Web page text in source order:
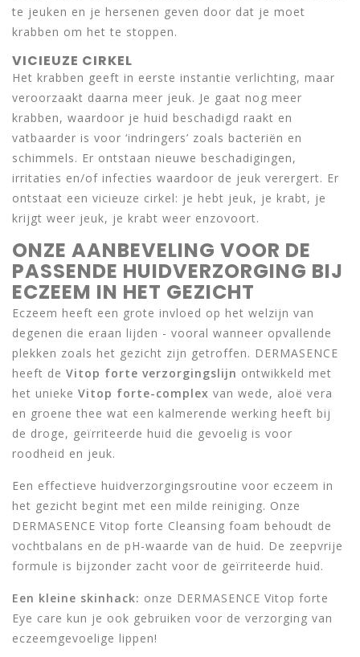
te jeuken en je hersenen geven door dat je moet
krabben om het te stoppen.
VICIEUZE CIRKEL
Het krabben geeft in eerste instantie verlichting, maar
veroorzaakt daarna meer jeuk. Je gaat nog meer
krabben, waardoor je huid beschadigd raakt en
vatbaarder is voor ‘indringers’ zoals bacteriën en
schimmels. Er ontstaan nieuwe beschadigingen,
irritaties en/of infecties waardoor de jeuk verergert. Er
ontstaat een vicieuze cirkel: je hebt jeuk, je krabt, je
krijgt weer jeuk, je krabt weer enzovoort.
ONZE AANBEVELING VOOR DE
PASSENDE HUIDVERZORGING BIJ
ECZEEM IN HET GEZICHT
Eczeem heeft een grote invloed op het welzijn van
degenen die eraan lijden - vooral wanneer opvallende
plekken zoals het gezicht zijn getroffen. DERMASENCE
heeft de Vitop forte verzorgingslijn ontwikkeld met
het unieke Vitop forte-complex van wede, aloë vera
en groene thee wat een kalmerende werking heeft bij
de droge, geïrriteerde huid die gevoelig is voor
roodheid en jeuk.
Een effectieve huidverzorgingsroutine voor eczeem in
het gezicht begint met een milde reiniging. Onze
DERMASENCE Vitop forte Cleansing foam behoudt de
vochtbalans en de pH-waarde van de huid. De zeepvrije
formule is bijzonder zacht voor de geïrriteerde huid.
Een kleine skinhack: onze DERMASENCE Vitop forte
Eye care kun je ook gebruiken voor de verzorging van
eczeemgevoelige lippen!